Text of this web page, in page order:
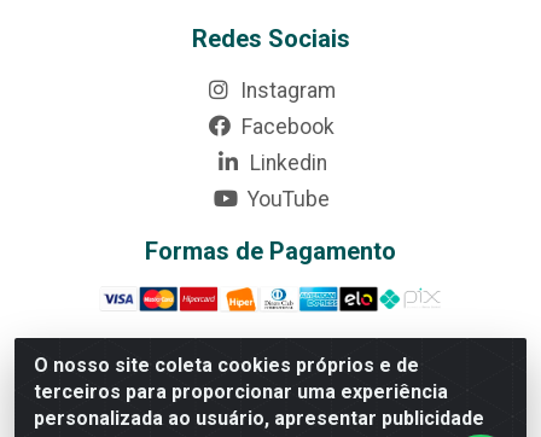
O nosso site coleta cookies próprios e de
terceiros para proporcionar uma experiência
personalizada ao usuário, apresentar publicidade
Redes Sociais
Instagram
Facebook
Linkedin
YouTube
Formas de Pagamento
Rede Brasil - Avenida Universitária, nº 3860, Jardim das
Américas II Etapa - Anápolis/GO - CEP 75070-415 -